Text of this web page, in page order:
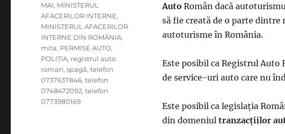
AutoRomân dacă
să fie creată de o parte
autoturisme în România.
Este posibil ca Registrul
de service-uri auto care nu
Este posibil ca legislația
din domeniul tranzacțiilor
MAI, MINISTERUL
AFACERILOR INTERNE,
MINISTERUL AFACERILOR
INTERNE DIN ROMÂNIA,
mita, PERMISE AUTO,
POLIȚIA, registrul auto
roman,șpagă,telefon
0737637846,telefon
0748472092,telefon
0773980169